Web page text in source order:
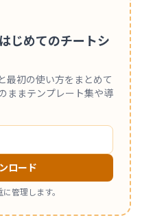
じめてのチートシ
最初の使い方をまとめて
ままテンプレート集や導
ロード
管理します。